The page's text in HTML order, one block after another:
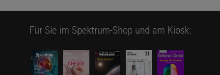
Für Sie im Spektrum-Shop und am Kiosk: